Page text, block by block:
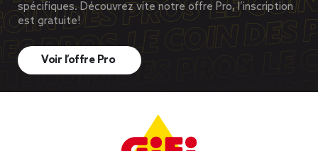
spécifiques. Découvrez vite notre offre Pro, l’inscription
est gratuite!
Voir l’offre Pro